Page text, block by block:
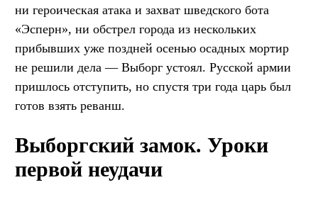
ни героическая атака и захват шведского бота
«Эсперн», ни обстрел города из нескольких
прибывших уже поздней осенью осадных мортир
не решили дела — Выборг устоял. Русской армии
пришлось отступить, но спустя три года царь был
готов взять реванш.
Выборгский замок. Уроки
первой неудачи